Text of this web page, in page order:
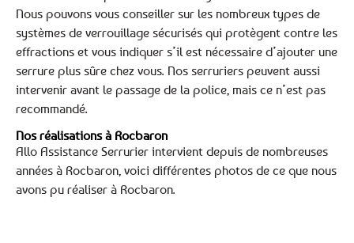
Nous pouvons vous conseiller sur les nombreux types de
systèmes de verrouillage sécurisés qui protègent contre les
effractions et vous indiquer s’il est nécessaire d’ajouter une
serrure plus sûre chez vous. Nos serruriers peuvent aussi
intervenir avant le passage de la police, mais ce n’est pas
recommandé.
Nos réalisations à Rocbaron
Allo Assistance Serrurier intervient depuis de nombreuses
années à Rocbaron, voici différentes photos de ce que nous
avons pu réaliser à Rocbaron.